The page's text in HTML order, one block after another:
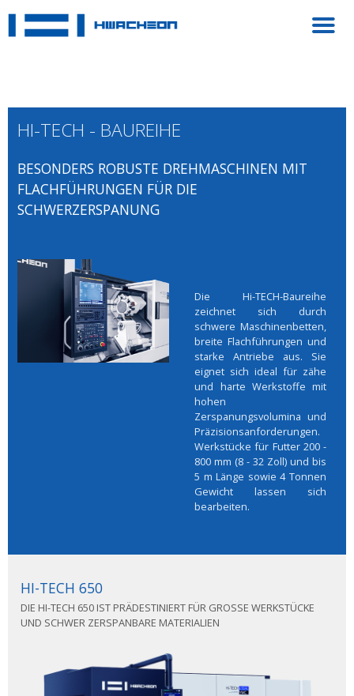
HI-TECH - BAUREIHE
BESONDERS ROBUSTE DREHMASCHINEN MIT
FLACHFÜHRUNGEN FÜR DIE
SCHWERZERSPANUNG
Die Hi-TECH-Baureihe
zeichnet sich durch
schwere Maschinenbetten,
breite Flachführungen und
starke Antriebe aus. Sie
eignet sich ideal für zähe
und harte Werkstoffe mit
hohen
Zerspanungsvolumina und
Präzisionsanforderungen.
Werkstücke für Futter 200 -
800 mm (8 - 32 Zoll) und bis
5 m Länge sowie 4 Tonnen
Gewicht lassen sich
bearbeiten.
HI-TECH 650
DIE HI-TECH 650 IST PRÄDESTINIERT FÜR GROSSE WERKSTÜCKE U
ND SCHWER ZERSPANBARE MATERIALIEN